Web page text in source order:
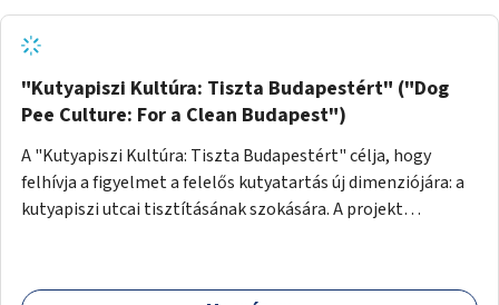
"Kutyapiszi Kultúra: Tiszta Budapestért" ("Dog
Pee Culture: For a Clean Budapest")
A "Kutyapiszi Kultúra: Tiszta Budapestért" célja, hogy
felhívja a figyelmet a felelős kutyatartás új dimenziójára: a
kutyapiszi utcai tisztításának szokására. A projekt
palack vízzel öblítsék le azt, ezzel hozzájárulva a tiszta,